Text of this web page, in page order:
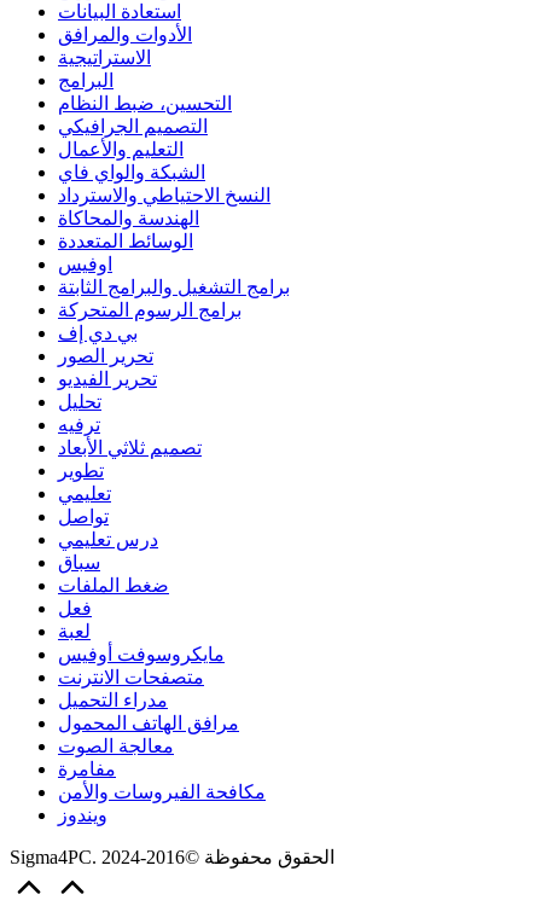
استعادة البيانات
الأدوات والمرافق
الاستراتيجية
البرامج
التحسين، ضبط النظام
التصميم الجرافيكي
التعليم والأعمال
الشبكة والواي فاي
النسخ الاحتياطي والاسترداد
الهندسة والمحاكاة
الوسائط المتعددة
اوفيس
برامج التشغيل والبرامج الثابتة
برامج الرسوم المتحركة
بي دي إف
تحرير الصور
تحرير الفيديو
تحليل
ترفيه
تصميم ثلاثي الأبعاد
تطوير
تعليمي
تواصل
درس تعليمي
سباق
ضغط الملفات
فعل
لعبة
مايكروسوفت أوفيس
متصفحات الانترنت
مدراء التحميل
مرافق الهاتف المحمول
معالجة الصوت
مفامرة
مكافحة الفيروسات والأمن
ويندوز
Sigma4PC. الحقوق محفوظة ©2016-2024